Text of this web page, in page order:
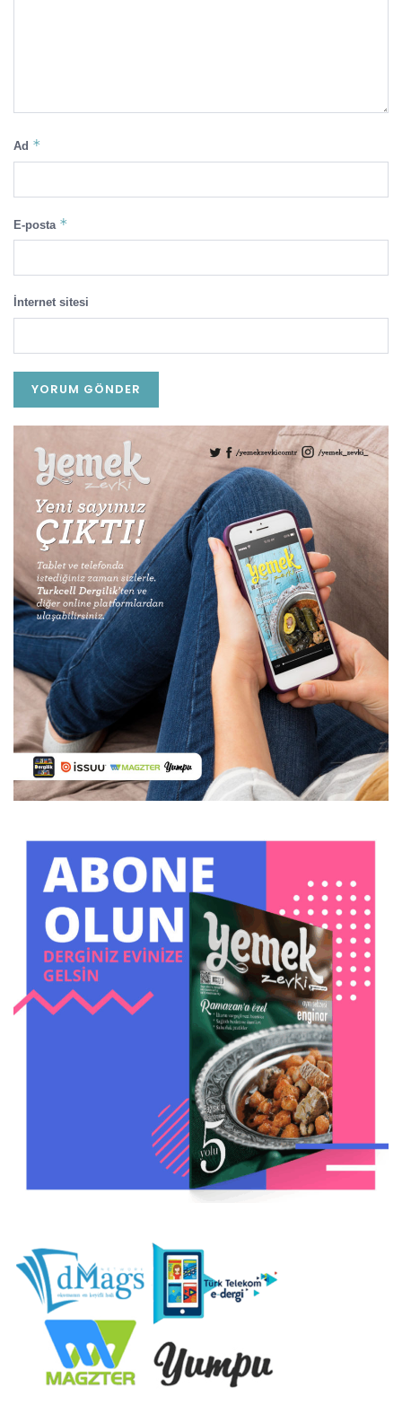
Ad *
E-posta *
İnternet sitesi